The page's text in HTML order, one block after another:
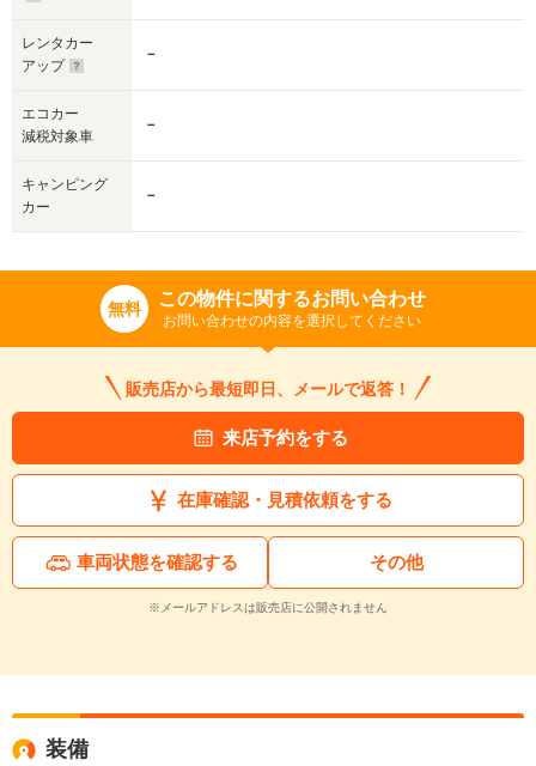
レンタカー
アップ
－
エコカー
減税対象車
－
キャンピング
カー
－
無料 この物件に関するお問い合わせ
お問い合わせの内容を選択してください
販売店から最短即日、メールで返答！
来店予約をする
在庫確認・見積依頼をする
車両状態を確認する その他
※メールアドレスは販売店に公開されません
装備